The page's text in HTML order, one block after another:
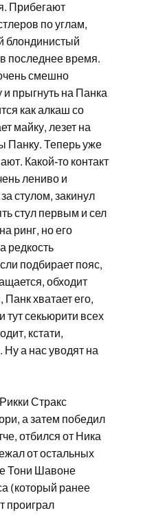
Прибегают
по углам,
блондинистый
последнее время.
смешно
прыгнуть на Панка
как алкаш со
майку, лезет на
Панку. Теперь уже
Какой-то контакт
лениво и
стулом, закинул
стул первым и сел
ринг, но его
редкость
подбирает пояс,
обходит
Панк хватает его,
тут секьюрити всех
кстати,
. Ну а нас уводят на
Стракс
а затем победил
отбился от Ника
от остальных
Тони Шавоне
(который ранее
проиграл